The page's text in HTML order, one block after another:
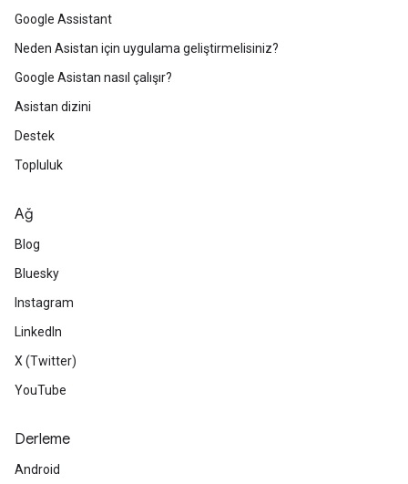
Google Assistant
Neden Asistan için uygulama geliştirmelisiniz?
Google Asistan nasıl çalışır?
Asistan dizini
Destek
Topluluk
Ağ
Blog
Bluesky
Instagram
LinkedIn
X (Twitter)
YouTube
Derleme
Android